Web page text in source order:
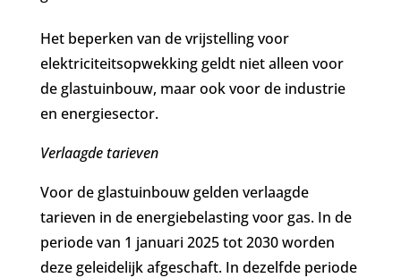
Het beperken van de vrijstelling voor
elektriciteitsopwekking geldt niet alleen voor
de glastuinbouw, maar ook voor de industrie
en energiesector.
Verlaagde tarieven
Voor de glastuinbouw gelden verlaagde
tarieven in de energiebelasting voor gas. In de
periode van 1 januari 2025 tot 2030 worden
deze geleidelijk afgeschaft. In dezelfde periode